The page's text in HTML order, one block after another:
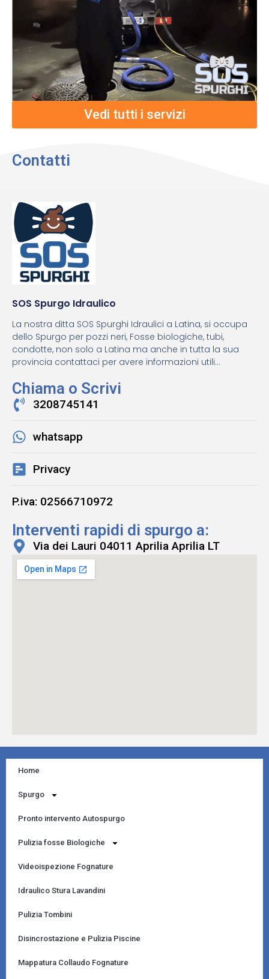
Vedi tutti i servizi
Contatti
SOS Spurgo Idraulico
La nostra ditta SOS Spurghi Idraulici a Latina, si occupa
dello Spurgo per pozzi neri, Fosse biologiche, tubi,
condotte, non solo a Latina ma anche in tutta la sua
provincia contattaci per avere informazioni utili...
Chiama o Scrivi
3208745141
whatsapp
Privacy
P.iva: 02566710972
Interventi rapidi di spurgo a:
Via dei Lauri 04011 Aprilia Aprilia LT
Home
Spurgo
Pronto intervento Autospurgo
Pulizia fosse Biologiche
Videoispezione Fognature
Idraulico Stura Lavandini
Pulizia Tombini
Disincrostazione e Pulizia Piscine
Mappatura Collaudo Fognature